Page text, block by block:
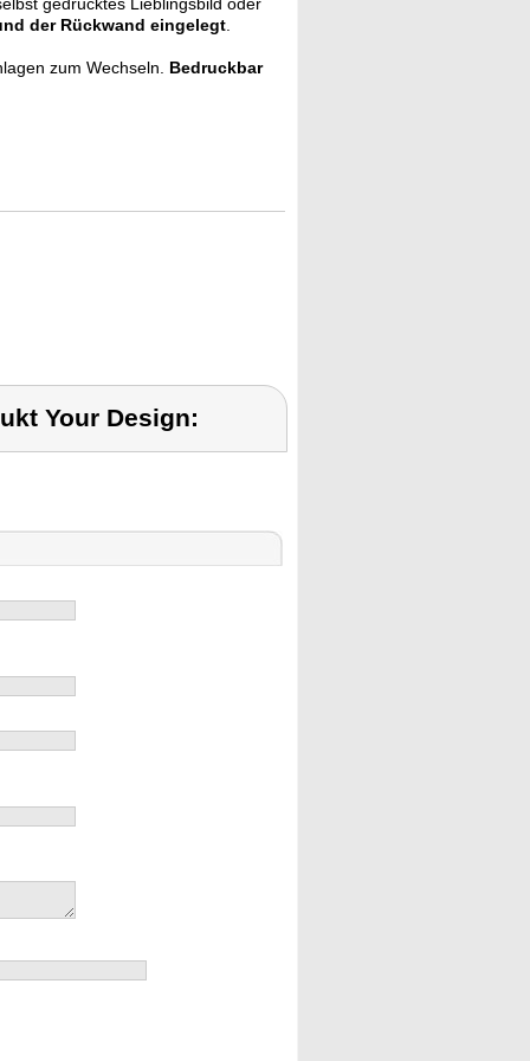
der Rückwand eingelegt
zum Wechseln. Bedruckbar
Your Design: